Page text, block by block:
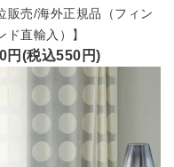
販売/海外正規品（フィン
ド直輸入）】
円(税込550円)